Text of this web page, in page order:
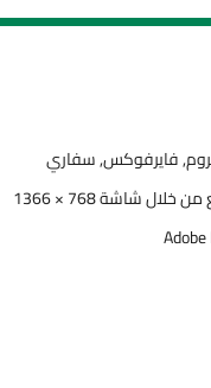
فايرفوكس, سفاري
شاشة 768 × 1366